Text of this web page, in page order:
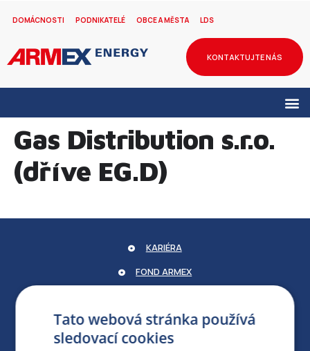
DOMÁCNOSTI PODNIKATELÉ OBCE A MĚSTA LDS
KONTAKTUJTE NÁS
Gas Distribution s.r.o.
(dříve EG.D)
KARIÉRA
FOND ARMEX
PARTNERSKÝ PORTÁL
PRO MÉDIA
Tato webová stránka používá
sledovací cookies